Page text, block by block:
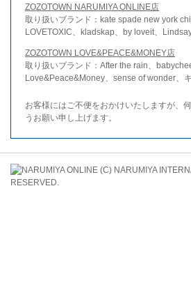
ZOZOTOWN NARUMIYA ONLINE店
取り扱いブランド：kate spade new york
LOVETOXIC、kladskap、by loveit、
ZOZOTOWN LOVE&PEACE&MONEY店
取り扱いブランド：After the rain、
Love&Peace&Money、sense of wonder、
お客様にはご不便をおかけいたしますが、
うお願い申し上げます。